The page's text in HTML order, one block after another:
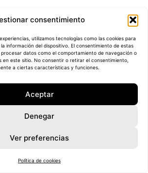
consentimiento
utilizamos tecnologías como las cookies para
información del dispositivo. El consentimiento de estas
datos como el comportamiento de navegación o
en este sitio. No consentir o retirar el consentimiento,
a ciertas características y funciones.
Aceptar
Denegar
Ver preferencias
Política de cookies
2026